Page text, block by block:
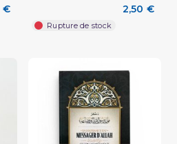
€ 2,50 €
Rupture de stock